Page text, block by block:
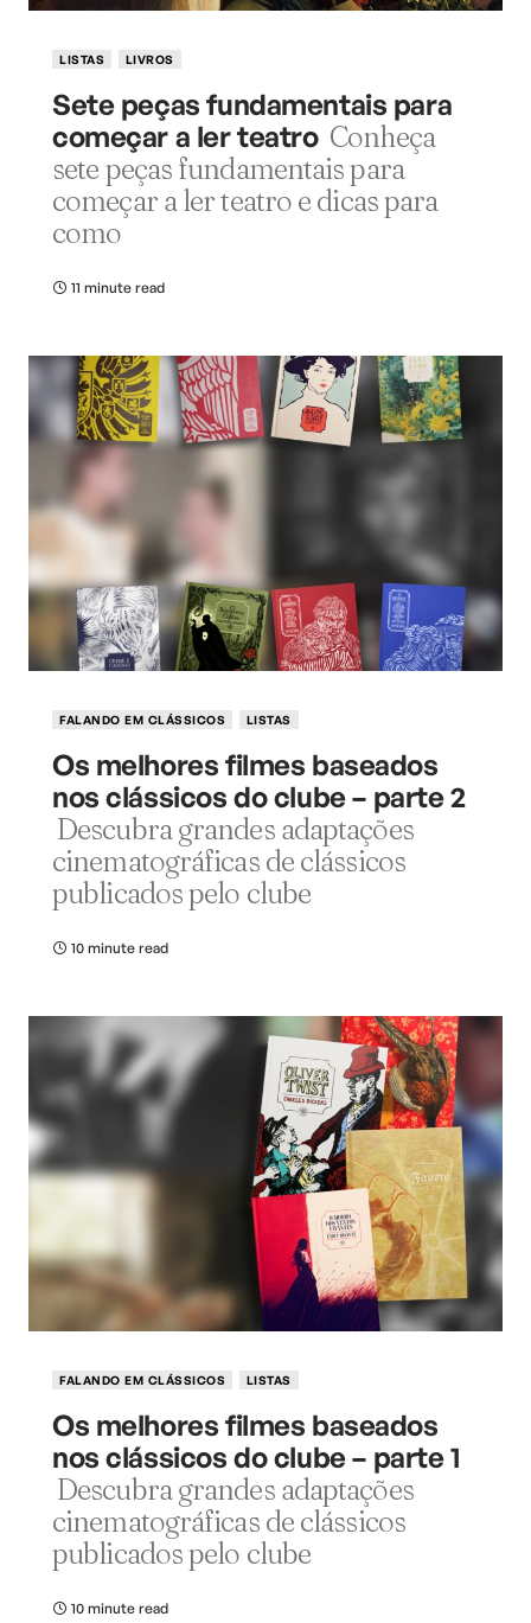
LISTAS LIVROS
Sete peças fundamentais para
começar a ler teatro Conheça
sete peças fundamentais para
começar a ler teatro e dicas para
como
11 minute read
FALANDO EM CLÁSSICOS LISTAS
Os melhores filmes baseados
nos clássicos do clube – parte 2
Descubra grandes adaptações
cinematográficas de clássicos
publicados pelo clube
10 minute read
FALANDO EM CLÁSSICOS LISTAS
Os melhores filmes baseados
nos clássicos do clube – parte 1
Descubra grandes adaptações
cinematográficas de clássicos
publicados pelo clube
10 minute read